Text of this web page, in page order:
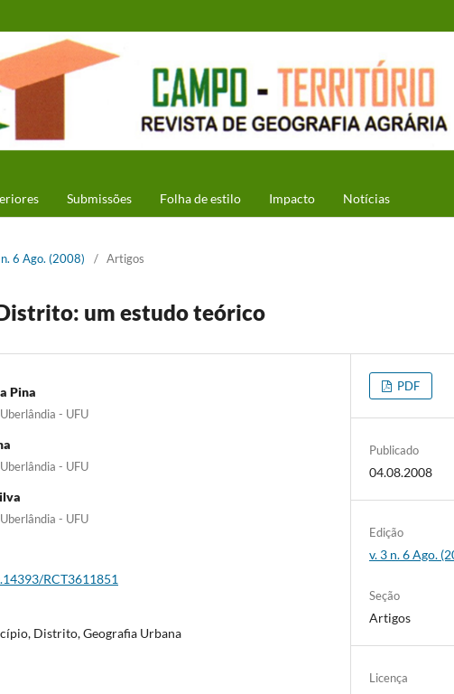
Submissões Folha de estilo Impacto Notícias
6 Ago. (2008) / Artigos
um estudo teórico
Pina
- UFU
- UFU
- UFU
RCT3611851
Distrito, Geografia Urbana
PDF
Publicado
04.08.2008
Edição
v. 3 n. 6 Ago.
Seção
Artigos
Licença